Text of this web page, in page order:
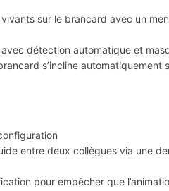
sur le brancard avec un
avec détection automatique et
s’incline automatiquement
entre deux collègues via une
pour empêcher que